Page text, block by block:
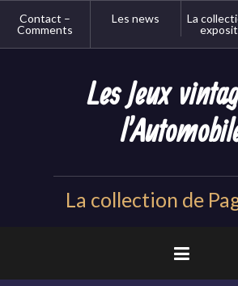
Contact –
Comments
Les news
La
Les Jeux
La collection de